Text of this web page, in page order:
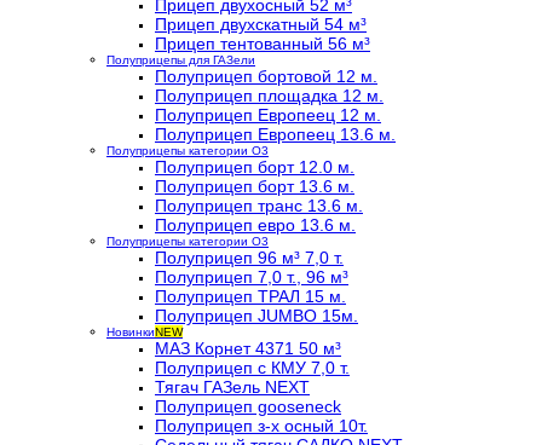
Прицеп двухосный 52 м³
Прицеп двухскатный 54 м³
Прицеп тентованный 56 м³
Полуприцепы для ГАЗели
Полуприцеп бортовой 12 м.
Полуприцеп площадка 12 м.
Полуприцеп Европеец 12 м.
Полуприцеп Европеец 13.6 м.
Полуприцепы категории О3
Полуприцеп борт 12.0 м.
Полуприцеп борт 13.6 м.
Полуприцеп транс 13.6 м.
Полуприцеп евро 13.6 м.
Полуприцепы категории О3
Полуприцеп 96 м³ 7,0 т.
Полуприцеп 7,0 т., 96 м³
Полуприцеп ТРАЛ 15 м.
Полуприцеп JUMBO 15м.
НовинкиNEW
МАЗ Корнет 4371 50 м³
Полуприцеп с КМУ 7,0 т.
Тягач ГАЗель NEXT
Полуприцеп gooseneck
Полуприцеп з-х осный 10т.